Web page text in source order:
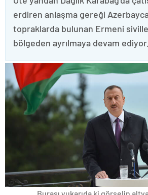
erdiren anlaşma gereği
topraklarda bulunan Ermeni
bölgeden ayrılmaya devam ediyor.